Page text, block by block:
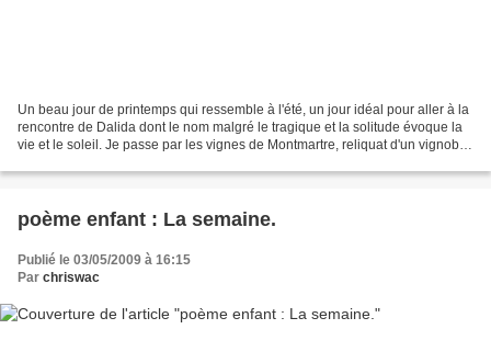
Un beau jour de printemps qui ressemble à l'été, un jour idéal pour aller à la
rencontre de Dalida dont le nom malgré le tragique et la solitude évoque la
vie et le soleil. Je passe par les vignes de Montmartre, reliquat d'un vignoble
poème enfant : La semaine.
Publié le 03/05/2009 à 16:15
Par chriswac